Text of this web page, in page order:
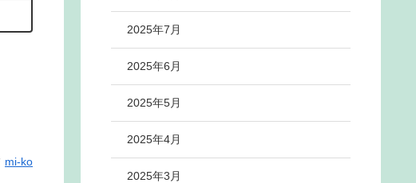
mi-ko
2025年7月
2025年6月
2025年5月
2025年4月
2025年3月